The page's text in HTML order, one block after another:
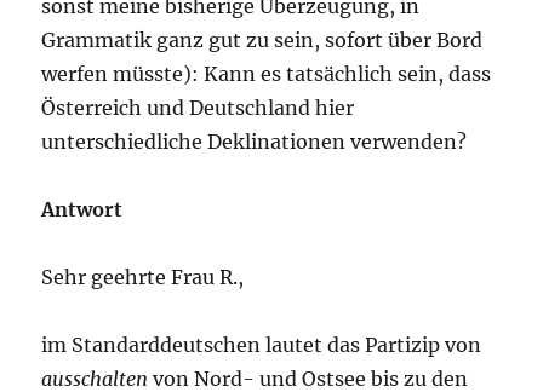
sonst meine bisherige Überzeugung, in
Grammatik ganz gut zu sein, sofort über Bord
werfen müsste): Kann es tatsächlich sein, dass
Österreich und Deutschland hier
unterschiedliche Deklinationen verwenden?
Antwort
Sehr geehrte Frau R.,
im Standarddeutschen lautet das Partizip von
ausschalten von Nord- und Ostsee bis zu den